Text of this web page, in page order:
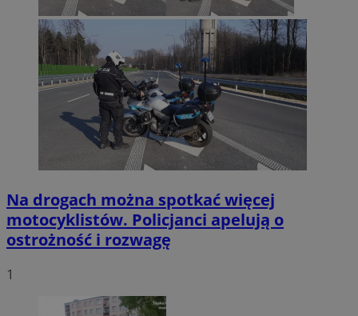
Na drogach można spotkać więcej
motocyklistów. Policjanci apelują o
ostrożność i rozwagę
1